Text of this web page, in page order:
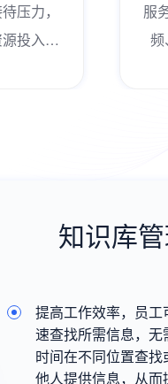
压力，
投入，
服
频
知识库
提高工作效率，员工
速查找所需信息，无
时间在不同位置查找
他人提供信息，从而